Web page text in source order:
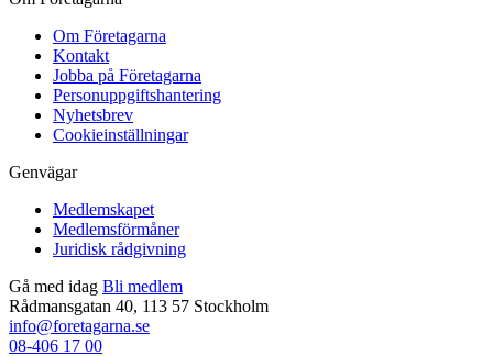
Om Företagarna
Kontakt
Jobba på Företagarna
Personuppgiftshantering
Nyhetsbrev
Cookieinställningar
Genvägar
Medlemskapet
Medlemsförmåner
Juridisk rådgivning
Gå med idag Bli medlem
Rådmansgatan 40, 113 57 Stockholm
info@foretagarna.se
08-406 17 00